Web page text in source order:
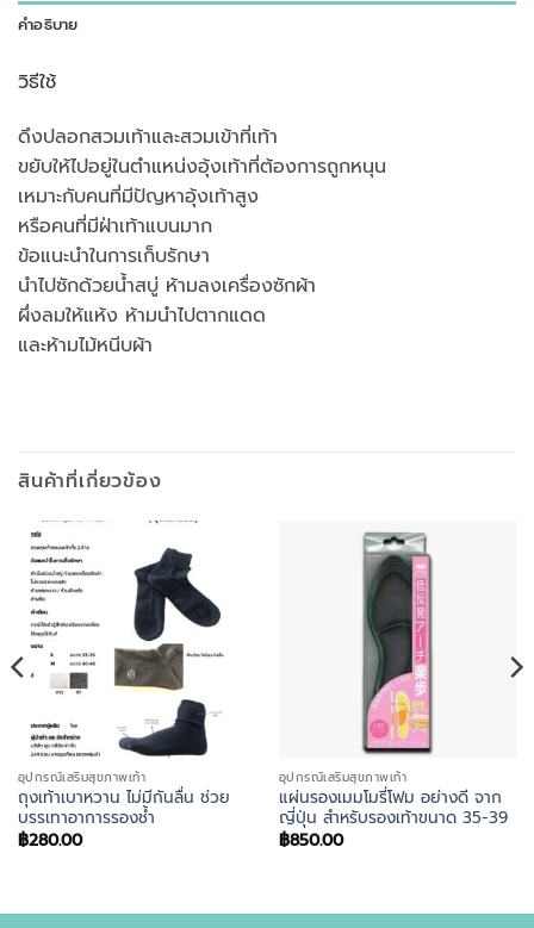
คำอธิบาย
วิธีใช้
ดึงปลอกสวมเท้าและสวมเข้าที่เท้า
ขยับให้ไปอยู่ในตำแหน่งอุ้งเท้าที่ต้องการถูกหนุน
เหมาะกับคนที่มีปัญหาอุ้งเท้าสูง
หรือคนที่มีฝ่าเท้าแบนมาก
ข้อแนะนำในการเก็บรักษา
นำไปซักด้วยน้ำสบู่ ห้ามลงเครื่องซักผ้า
ผึ่งลมให้แห้ง ห้ามนำไปตากแดด
และห้ามไม้หนีบผ้า
สินค้าที่เกี่ยวข้อง
อุปกรณ์เสริมสุขภาพเท้า
ถุงเท้าเบาหวาน ไม่มีกันลื่น ช่วย
บรรเทาอาการรองช้ำ
฿280.00
อุปกรณ์เสริมสุขภาพเท้า
แผ่นรองเมมโมรี่โฟม อย่างดี จาก
ญี่ปุ่น สำหรับรองเท้าขนาด 35-39
฿850.00